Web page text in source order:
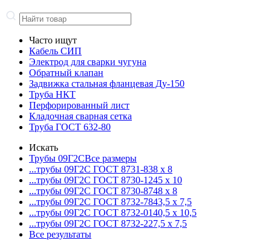
Часто ищут
Кабель СИП
Электрод для сварки чугуна
Обратный клапан
Задвижка стальная фланцевая Ду-150
Труба НКТ
Перфорированный лист
Кладочная сварная сетка
Труба ГОСТ 632-80
Искать
Трубы 09Г2СВсе размеры
...трубы 09Г2С ГОСТ 8731-838 x 8
...трубы 09Г2С ГОСТ 8730-1245 x 10
...трубы 09Г2С ГОСТ 8730-8748 x 8
...трубы 09Г2С ГОСТ 8732-7843,5 x 7,5
...трубы 09Г2С ГОСТ 8732-0140,5 x 10,5
...трубы 09Г2С ГОСТ 8732-227,5 x 7,5
Все результаты